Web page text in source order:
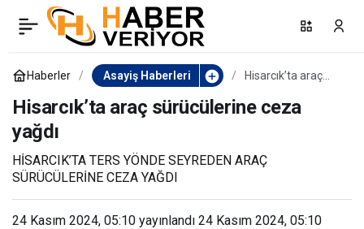
Haberler Asayiş Haberleri
Hisarcık’ta araç
yağdı
Hisarcık’ta araç sürücülerine ceza
yağdı
HİSARCIK’TA TERS YÖNDE SEYREDEN ARAÇ
SÜRÜCÜLERİNE CEZA YAĞDI
24 Kasım 2024, 05:10 yayınlandı 24 Kasım 2024, 05:10
Çöpe de atsa
gizleyemedi, zehir tacirini
polis yakaladı
Paylaş